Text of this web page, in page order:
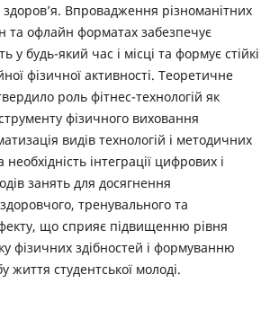
здоров’я. Впровадження різноманітних
та офлайн форматах забезпечує
у будь-який час і місці та формує стійкі
фізичної активності. Теоретичне
роль фітнес-технологій як
фізичного виховання
видів технологій і методичних
необхідність інтеграції цифрових і
занять для досягнення
тренувального та
що сприяє підвищенню рівня
фізичних здібностей і формуванню
життя студентської молоді.